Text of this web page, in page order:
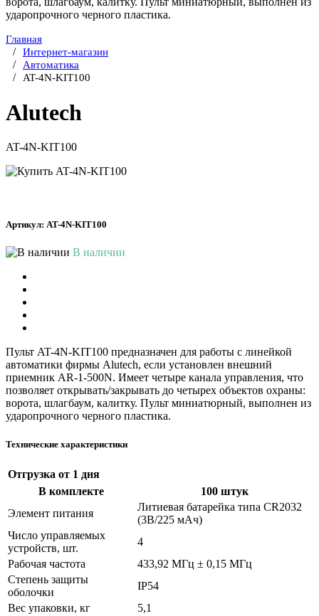
ударопрочного черного пластика.
Главная
Интернет-магазин
Автоматика
AT-4N-KIT100
Alutech
AT-4N-KIT100
Артикул: AT-4N-KIT100
В наличии
Пульт AT-4N-KIT100 предназначен для работы с линейкой
автоматики фирмы Alutech, если установлен внешний
приемник AR-1-500N. Имеет четыре канала управления, что
позволяет открывать/закрывать до четырех объектов охраны:
ворота, шлагбаум, калитку. Пульт миниатюрный, выполнен из
ударопрочного черного пластика.
Технические характеристики
Отгрузка от 1 дня
В комплекте
100 штук
Элемент питания
Литиевая батарейка типа CR2032
(3В/225 мАч)
Число управляемых
устройств, шт.
4
Рабочая частота
433,92 МГц ± 0,15 МГц
Степень защиты
оболочки
IP54
Вес упаковки, кг
5,1